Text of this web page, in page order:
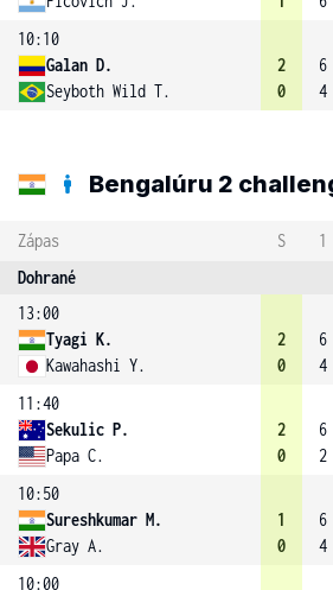
10:10
Galan D.
Seyboth Wild T.
2
0
6
4
Bengalúru 2
Zápas S 1
Dohrané
13:00
Tyagi K.
Kawahashi Y.
2
0
6
4
11:40
Sekulic P.
Papa C.
2
0
6
2
10:50
Sureshkumar M.
Gray A.
1
0
6
4
10:00